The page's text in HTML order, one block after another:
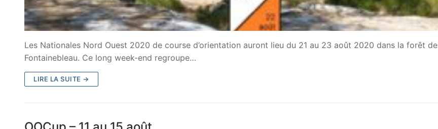
Les Nationales Nord Ouest 2020 de course d’orientation auront lieu du 21 au 23 août 2020 dans la forêt de
Fontainebleau. Ce long week-end regroupe…
LIRE LA SUITE →